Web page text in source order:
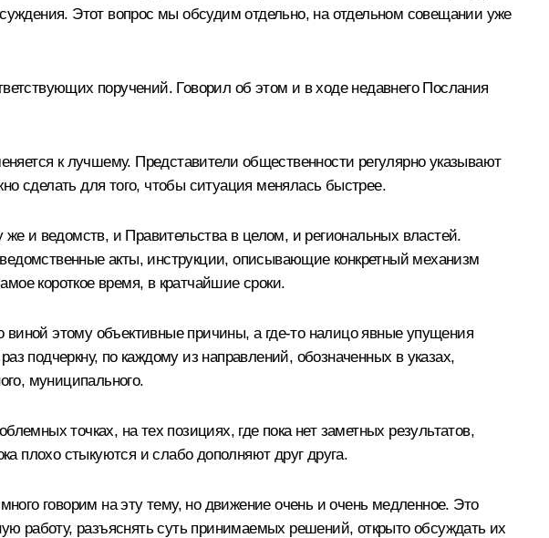
Этот вопрос мы обсудим отдельно, на отдельном совещании уже
поручений. Говорил об этом и в ходе недавнего Послания
к лучшему. Представители общественности регулярно указывают
сделать для того, чтобы ситуация менялась быстрее.
и ведомств, и Правительства в целом, и региональных властей.
акты, инструкции, описывающие конкретный механизм
короткое время, в кратчайшие сроки.
этому объективные причины, а где‑то налицо явные упущения
подчеркну, по каждому из направлений, обозначенных в указах,
муниципального.
точках, на тех позициях, где пока нет заметных результатов,
плохо стыкуются и слабо дополняют друг друга.
говорим на эту тему, но движение очень и очень медленное. Это
работу, разъяснять суть принимаемых решений, открыто обсуждать их